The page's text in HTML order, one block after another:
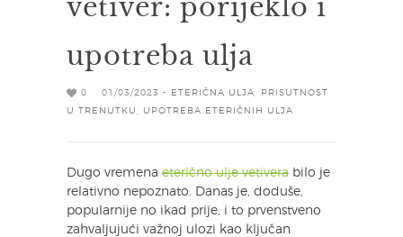
upotreba ulja
0 01/03/2023 - ETERIČNA ULJA
PRISUTNOST
U TRENUTKU
UPOTREBA ETERIČNIH ULJA
Dugo vremena eterično ulje vetivera bilo je
relativno nepoznato. Danas je, doduše,
popularnije no ikad prije, i to prvenstveno
zahvaljujući važnoj ulozi kao ključan